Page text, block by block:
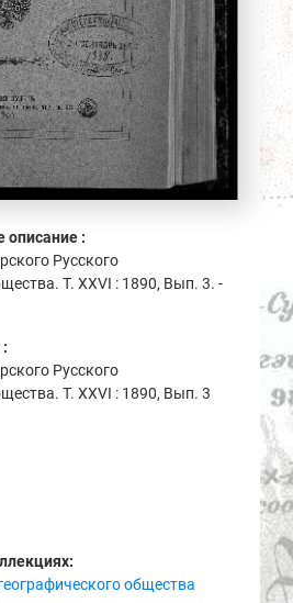
описание :
Русского
Т. XXVI : 1890, Вып. 3. -
Русского
Т. XXVI : 1890, Вып. 3
общества